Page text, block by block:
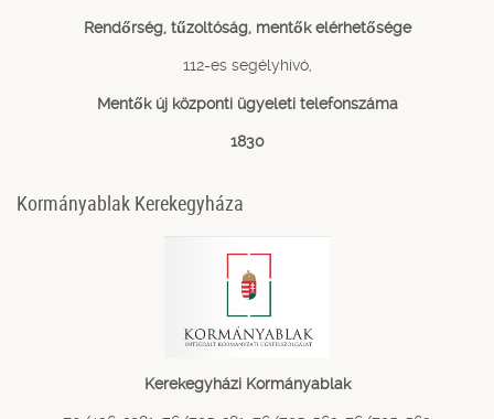
Rendőrség, tűzoltóság, mentők elérhetősége
112-es segélyhívó,
Mentők új központi ügyeleti telefonszáma
1830
Kormányablak Kerekegyháza
Kerekegyházi Kormányablak